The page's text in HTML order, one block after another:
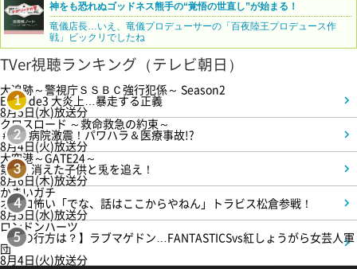
神をも恐れぬゴッドネス熊手の“覚悟の世直し”が始まる！
竜儀店長…いえ、竜儀プロデューサーの「百夜陸王プロデュース作
戦」ビックリでしたね
TVer視聴ランキング（テレビ朝日）
1
大追跡～警視庁ＳＳＢＣ強行犯係～ Season2
Episode3 大炎上…暴走する正義
8月5日(水)放送分
2
クロスロード ～救命救急の約束～
＃5 病院激震！パワハラ＆医療事故!?
8月4日(火)放送分
3
大空港～GATE24～
第3話 消えた子供と兎を追え！
8月6日(木)放送分
4
かまいガチ
オモロ怖い「でな、話はここからやねん」トラビス松倉参戦！
8月5日(水)放送分
5
ロンドンハーツ
【恋の行方は？】ラブマゲドン…FANTASTICSvs紅しょうがら女芸人軍
団
8月4日(火)放送分